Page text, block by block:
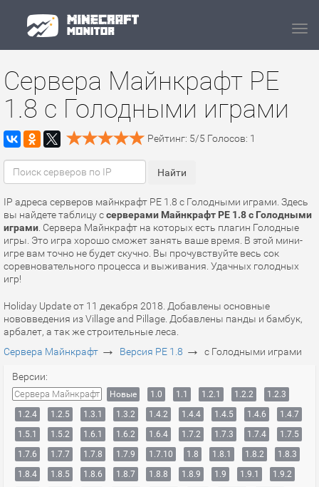
Сервера Майнкрафт PE
1.8 с Голодными играми
Рейтинг: 5/5 Голосов: 1
IP адреса серверов майнкрафт PE 1.8 с Голодными играми. Здесь
вы найдете таблицу ссерверами Майнкрафт PE 1.8 с Голодными
играми . Сервера Майнкрафт на которых есть плагин Голодные
игры. Это игра хорошо сможет занять ваше время. В этой мини-
игре вам точно не будет скучно. Вы прочувствуйте весь сок
соревновательного процесса и выживания. Удачных голодных
игр!
Holiday Update от 11 декабря 2018. Добавлены основные
нововведения из Village and Pillage. Добавлены панды и бамбук,
арбалет, а так же строительные леса.
Сервера Майнкрафт → Версия PE 1.8 → с Голодными играми
Версии:
Сервера Майнкрафт Новые 1.0 1.1 1.2.1 1.2.2
1.2.3
1.2.4
1.2.5 1.3.1 1.3.2 1.4.2 1.4.4 1.4.5 1.4.6
1.4.7
1.5.1
1.5.2 1.6.1 1.6.2 1.6.4 1.7.2 1.7.3 1.7.4
1.7.5
1.7.6
1.7.7 1.7.8 1.7.9 1.7.10 1.8 1.8.1 1.8.2
1.8.3
1.8.4
1.8.5 1.8.6 1.8.7 1.8.8 1.8.9 1.9 1.9.1
1.9.2